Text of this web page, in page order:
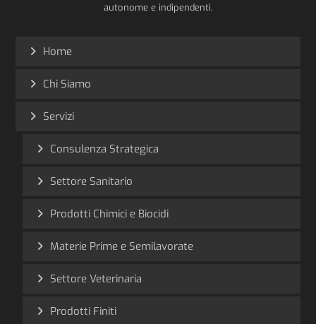
autonome e indipendenti.
Home
Chi Siamo
Servizi
Consulenza Strategica
Settore Sanitario
Prodotti Chimici e Biocidi
Materie Prime e Semilavorate
Settore Veterinaria
Prodotti Finiti